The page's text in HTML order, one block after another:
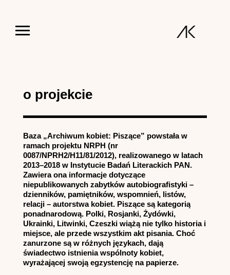
o projekcie
Baza „Archiwum kobiet: Piszące” powstała w
ramach projektu NRPH (nr
0087/NPRH2/H11/81/2012), realizowanego w latach
2013–2018 w Instytucie Badań Literackich PAN.
Zawiera ona informacje dotyczące
niepublikowanych zabytków autobiografistyki –
dzienników, pamiętników, wspomnień, listów,
relacji – autorstwa kobiet. Piszące są kategorią
ponadnarodową. Polki, Rosjanki, Żydówki,
Ukrainki, Litwinki, Czeszki wiążą nie tylko historia i
miejsce, ale przede wszystkim akt pisania. Choć
zanurzone są w różnych językach, dają
świadectwo istnienia wspólnoty kobiet,
wyrażającej swoją egzystencję na papierze.